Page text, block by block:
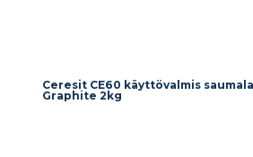
Ceresit CE60 käyttövalmis
Graphite 2kg